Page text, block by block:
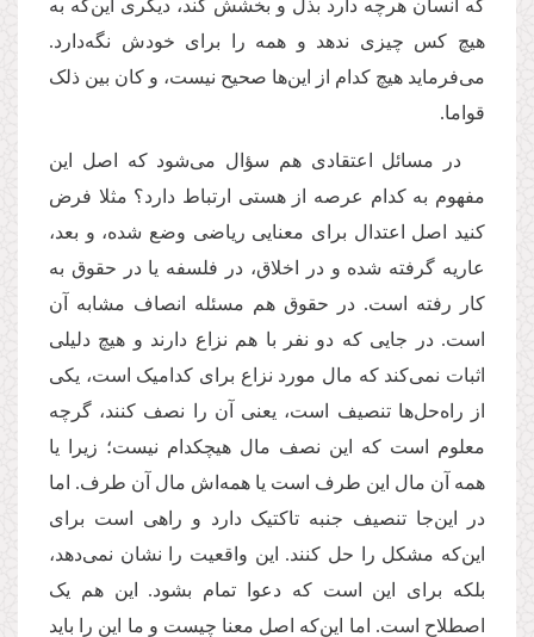
كه انسان هرچه دارد بذل و بخشش کند، دیگری اینكه به
هیچ کس چیزی ندهد و همه را برای خودش نگهدارد.
میفرماید هیچ کدام از اینها صحیح نیست، و کان بین ذلک
قواما.
در مسائل اعتقادی هم سؤال میشود که اصل این
مفهوم به کدام عرصه از هستی ارتباط دارد؟ مثلا فرض
کنید اصل اعتدال برای معنایی ریاضی وضع شده، و بعد،
عاریه گرفته شده و در اخلاق، در فلسفه یا در حقوق به
كار رفته است. در حقوق هم مسئله انصاف مشابه آن
است. در جایی که دو نفر با هم نزاع دارند و هیچ دلیلی
اثبات نمیکند که مال مورد نزاع برای کدامیک است، یکی
از راهحلها تنصیف است، یعنی آن را نصف کنند، گرچه
معلوم است که این نصف مال هیچکدام نیست؛ زیرا یا
همه آن مال این طرف است یا همه اش مال آن طرف. اما
در اینجا تنصیف جنبه تاکتیک دارد و راهی است برای
اینكه مشکل را حل کنند. این واقعیت را نشان نمیدهد،
بلکه برای این است که دعوا تمام بشود. این هم یک
اصطلاح است. اما اینكه اصل معنا چیست و ما این را باید